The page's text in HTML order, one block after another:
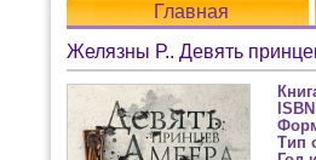
Главная
Желязны Р.. Девять
ISBN
Тип